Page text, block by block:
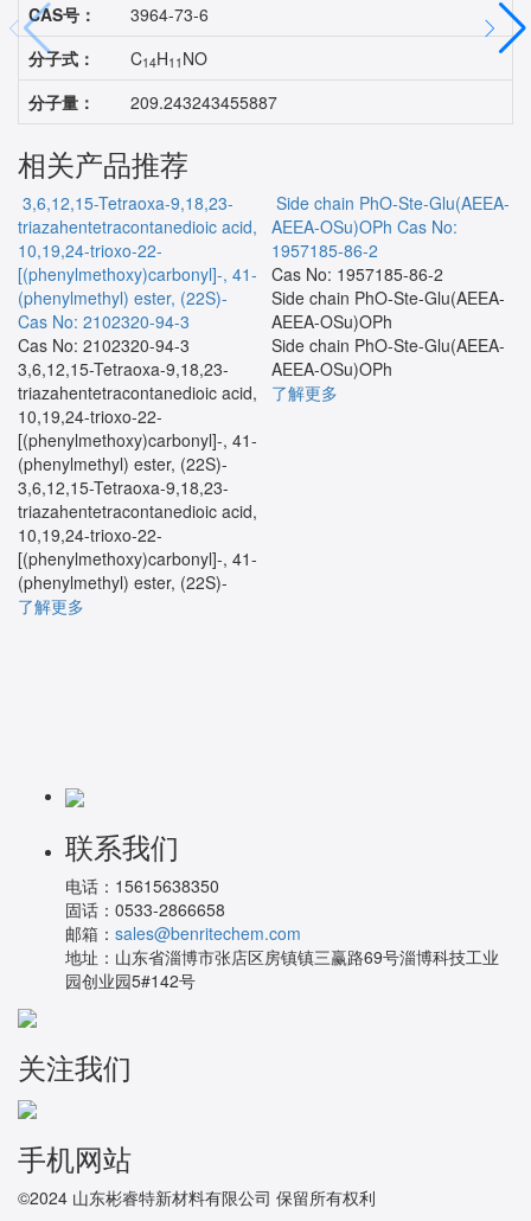
CAS号：
3964-73-6
分子式：
C14H11 NO
分子量：
209.243243455887
相关产品推荐
3,6,12,15-Tetraoxa-9,18,23-
triazahentetracontanedioic acid,
10,19,24-trioxo-22-
[(phenylmethoxy)carbonyl]-, 41-
(phenylmethyl) ester, (22S)-
Cas No: 2102320-94-3
Cas No: 2102320-94-3
3,6,12,15-Tetraoxa-9,18,23-
triazahentetracontanedioic acid,
10,19,24-trioxo-22-
[(phenylmethoxy)carbonyl]-, 41-
(phenylmethyl) ester, (22S)-
3,6,12,15-Tetraoxa-9,18,23-
triazahentetracontanedioic acid,
10,19,24-trioxo-22-
[(phenylmethoxy)carbonyl]-, 41-
(phenylmethyl) ester, (22S)-
了解更多
Side chain PhO-Ste-Glu(AEEA-
AEEA-OSu)OPh Cas No:
1957185-86-2
Cas No: 1957185-86-2
Side chain PhO-Ste-Glu(AEEA-
AEEA-OSu)OPh
Side chain PhO-Ste-Glu(AEEA-
AEEA-OSu)OPh
了解更多
联系我们
电话： 15615638350
固话： 0533-2866658
邮箱： sales@benritechem.com
地址： 山东省淄博市张店区房镇镇三赢路69号淄博科技工业
园创业园5#142号
关注我们
手机网站
©2024 山东彬睿特新材料有限公司 保留所有权利